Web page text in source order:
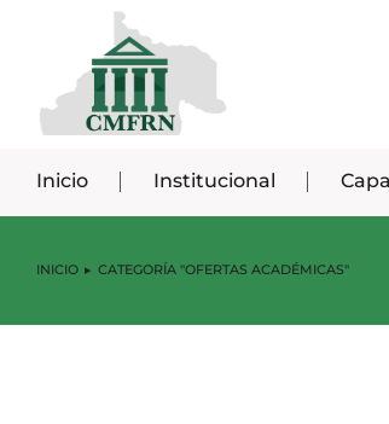
Inicio Institucional
Estás aquí:
INICIO CATEGORÍA "OFERTAS ACADÉMICAS"